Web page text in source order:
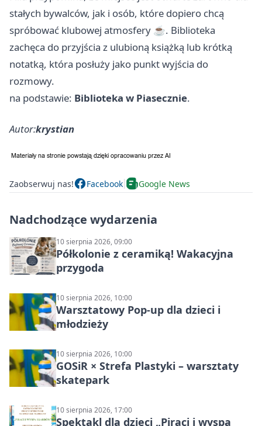
stałych bywalców, jak i osób, które dopiero chcą
spróbować klubowej atmosfery ☕. Biblioteka
zachęca do przyjścia z ulubioną książką lub krótką
notatką, która posłuży jako punkt wyjścia do
rozmowy.
na podstawie: Biblioteka w Piasecznie.
Autor:krystian
Zaobserwuj nas! Facebook Google News
Nadchodzące wydarzenia
10 sierpnia 2026, 09:00
Półkolonie z ceramiką! Wakacyjna
przygoda
10 sierpnia 2026, 10:00
Warsztatowy Pop-up dla dzieci i
młodzieży
10 sierpnia 2026, 10:00
GOSiR × Strefa Plastyki – warsztaty
skatepark
10 sierpnia 2026, 17:00
Spektakl dla dzieci „Piraci i wyspa